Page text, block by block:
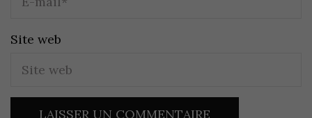
Site web